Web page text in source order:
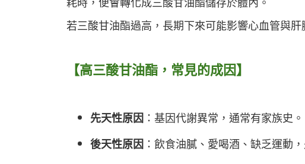
耗時，便會轉化成三酸甘油酯儲存於體內。
若三酸甘油酯過高，長期下來可能影響心血管與
【高三酸甘油酯，常見的成因】
先天性原因 ：基因代謝異常，通常有家族史。
後天性原因 ：飲食油膩、愛喝酒、缺乏運動